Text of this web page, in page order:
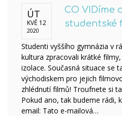
ÚT
KVĚ 12
2020
CO VIDíme
studentské
Studenti vyššího gymnázia v
kultura zpracovali krátké
izolace. Současná situace se
východiskem pro jejich
zhlédnutí filmů! Troufnete si
Pokud ano, tak budeme rádi,
email: Tato e-mailová…